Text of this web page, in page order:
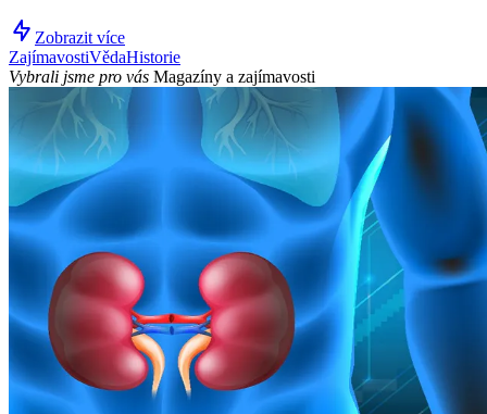
Zobrazit více
ZajímavostiVědaHistorie
Vybrali jsme pro vás Magazíny a zajímavosti